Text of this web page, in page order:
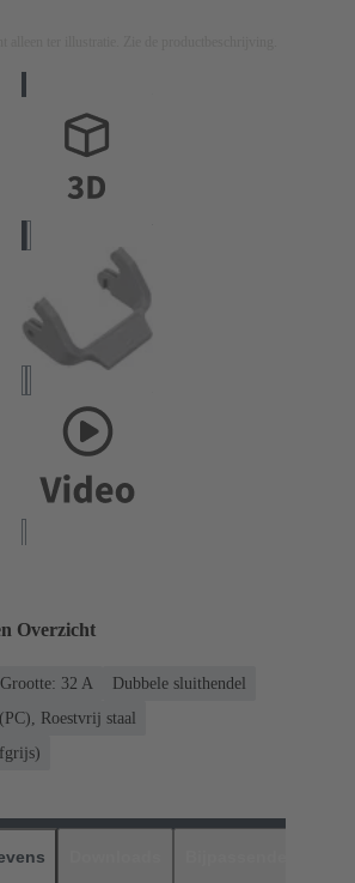
Overzicht
Grootte: 32 A
Dubbele sluithendel
Roestvrij staal